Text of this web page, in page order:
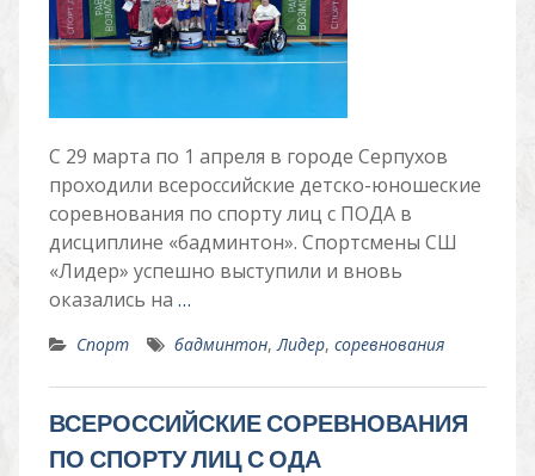
С 29 марта по 1 апреля в городе Серпухов
проходили всероссийские детско-юношеские
соревнования по спорту лиц с ПОДА в
дисциплине «бадминтон». Спортсмены СШ
«Лидер» успешно выступили и вновь
оказались на …
Спорт бадминтон,Лидер, соревнования
ВСЕРОССИЙСКИЕ СОРЕВНОВАНИЯ
ПО СПОРТУ ЛИЦ С ОДА